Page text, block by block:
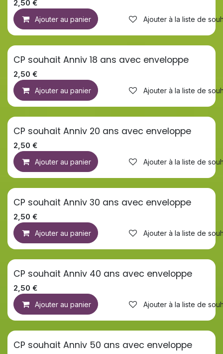
2,50 €
Ajouter au panier Ajouter à la liste de
CP souhait Anniv 18 ans avec enveloppe
2,50 €
Ajouter au panier Ajouter à la liste de
CP souhait Anniv 20 ans avec enveloppe
2,50 €
Ajouter au panier Ajouter à la liste de
CP souhait Anniv 30 ans avec enveloppe
2,50 €
Ajouter au panier Ajouter à la liste de
CP souhait Anniv 40 ans avec enveloppe
2,50 €
Ajouter au panier Ajouter à la liste de
CP souhait Anniv 50 ans avec enveloppe